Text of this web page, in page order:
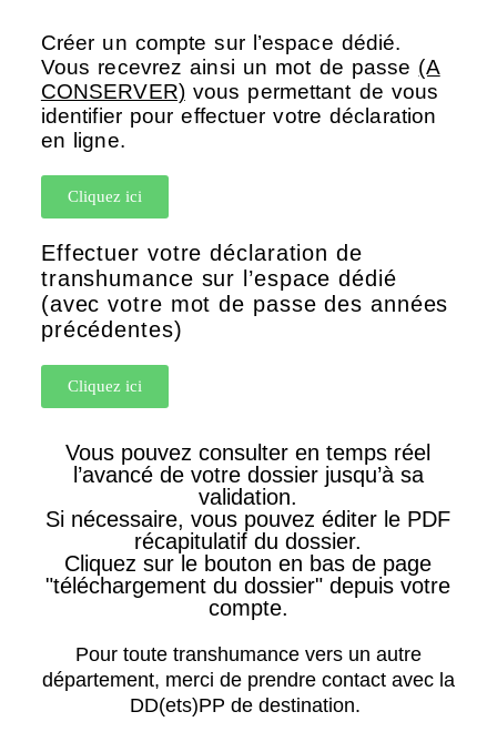
Créer un compte sur l’espace dédié.
Vous recevrez ainsi un mot de passe (A
CONSERVER)vous permettant de vous
identifier pour effectuer votre déclaration
en ligne.
Cliquez ici
Effectuer votre déclaration de
transhumance sur l’espace dédié
(avec votre mot de passe des années
précédentes)
Cliquez ici
Vous pouvez consulter en temps réel
l’avancé de votre dossier jusqu’à sa
validation.
Si nécessaire, vous pouvez éditer le PDF
récapitulatif du dossier.
Cliquez sur le bouton en bas de page
"téléchargement du dossier" depuis votre
compte.
Pour toute transhumance vers un autre
département, merci de prendre contact avec la
DD(ets)PP de destination.